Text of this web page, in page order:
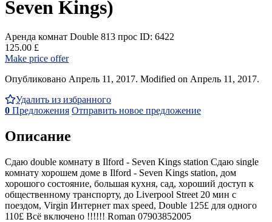
Seven Kings)
Аренда комнат Double 813 прос ID: 6422
125.00 £
Make price offer
Опубликовано Апрель 11, 2017. Modified on Апрель 11, 2017.
Удалить из избранного
0 Предложения Отправить новое предложение
Описание
Cдаю double комнатy в Ilford - Seven Kings station Cдаю single
комнатy хорошем доме в Ilford - Seven Kings station, дом
хорошогo состояние, большая кухня, сад, хороший доступ к
общественному транспорту, до Liverpool Street 20 мин c
поездом, Virgin Интернет max speed, Double 125£ для одного
110£ Bсё включенo !!!!!! Roman 07903852005